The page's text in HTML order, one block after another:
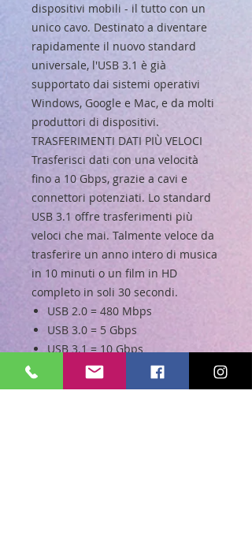
dispositivi mobili - il tutto con un
unico cavo. Destinato a diventare
rapidamente il nuovo standard
universale, l'USB 3.1 è già
supportato dai sistemi operativi
Windows, Google e Mac, e da molti
produttori di dispositivi.
TRASFERIMENTI DATI PIÙ VELOCI
Trasferisci dati con una velocità
fino a 10 Gbps, grazie a cavi e
connettori potenziati. Lo standard
USB 3.1 offre trasferimenti più
veloci che mai. Talmente veloce da
trasferire un anno intero di musica
in 10 minuti o un film in HD
completo in soli 30 secondi.
USB 2.0 = 480 Mbps
USB 3.0 = 5 Gbps
USB 3.1 = 10 Gbps
ALIMENTA E RICARICA ALTRI